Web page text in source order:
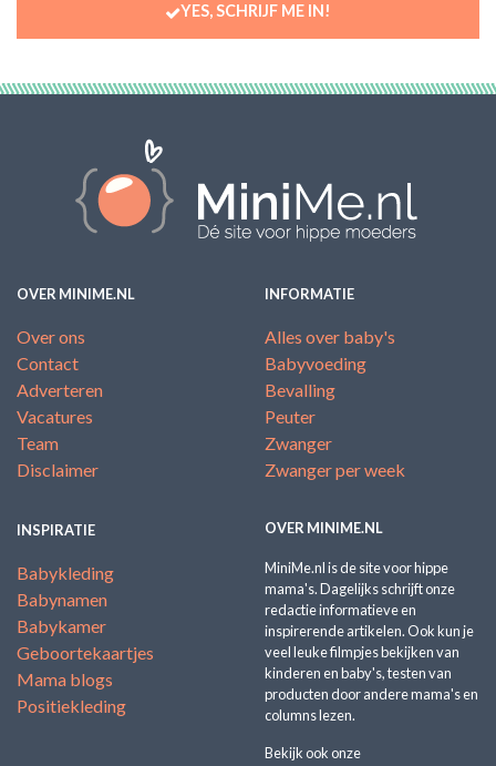
YES, SCHRIJF ME IN!
OVER MINIME.NL
Over ons
Contact
Adverteren
Vacatures
Team
Disclaimer
INFORMATIE
Alles over baby's
Babyvoeding
Bevalling
Peuter
Zwanger
Zwanger per week
INSPIRATIE
Babykleding
Babynamen
Babykamer
Geboortekaartjes
Mama blogs
Positiekleding
OVER MINIME.NL
MiniMe.nl is de site voor hippe
mama's. Dagelijks schrijft onze
redactie informatieve en
inspirerende artikelen. Ook kun je
veel leuke filmpjes bekijken van
kinderen en baby's, testen van
producten door andere mama's en
columns lezen.
Bekijk ook onze